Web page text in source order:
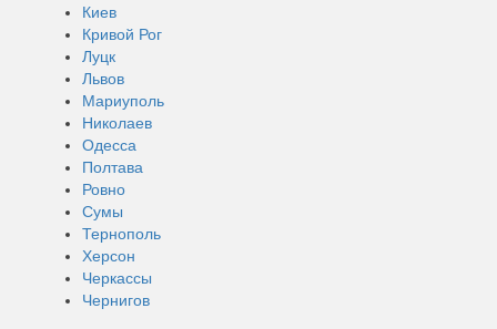
Киев
Кривой Рог
Луцк
Львов
Мариуполь
Николаев
Одесса
Полтава
Ровно
Сумы
Тернополь
Херсон
Черкассы
Чернигов